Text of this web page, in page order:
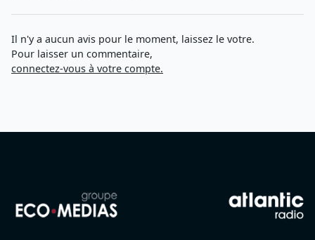
Il n'y a aucun avis pour le moment, laissez le votre.
Pour laisser un commentaire,
connectez-vous à votre compte.